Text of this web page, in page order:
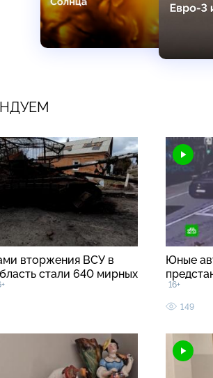
вторжения ВСУ в
стали 640 мирных
Юные
16+
149